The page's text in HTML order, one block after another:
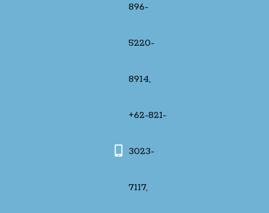
896-
5220-
8914,
+62-821-
3023-
7117,